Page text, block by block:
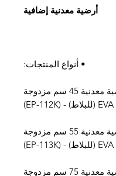
أرضية معدنية إضافية
• أنواع المنتجات:
- ممسحة أرضية معدنية 45 سم مزدوجة
- ممسحة أرضية معدنية 55 سم مزدوجة
- ممسحة أرضية معدنية 75 سم مزدوجة